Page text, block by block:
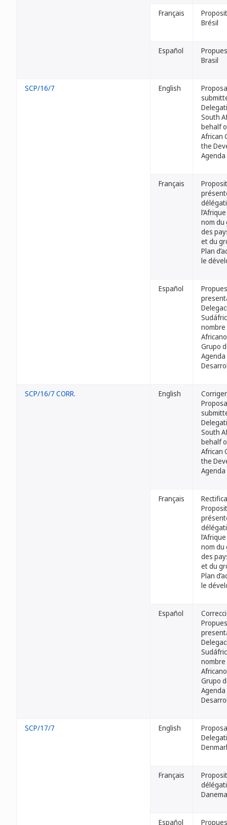
Français
Brésil
Español
Brasil
SCP/16/7 English
South
behalf
African
the
Français
nom du
des
et du
Plan
le
Español
Grupo
SCP/16/7 CORR. English
South
behalf
African
the
Français
nom du
des
et du
Plan
le
Español
Grupo
SCP/17/7 English
Français
Español